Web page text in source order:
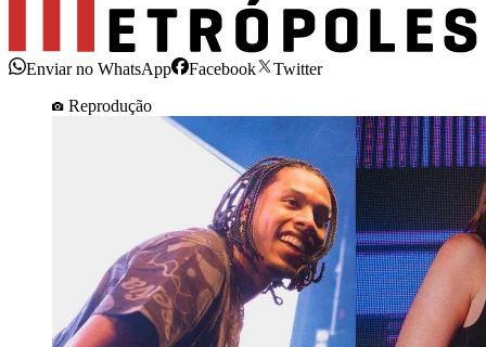
Enviar no WhatsApp Facebook
Twitter
Reprodução